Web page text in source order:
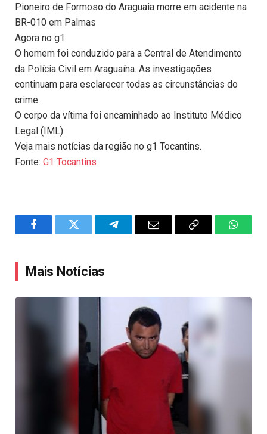
Pioneiro de Formoso do Araguaia morre em acidente na
BR-010 em Palmas
Agora no g1
O homem foi conduzido para a Central de Atendimento
da Polícia Civil em Araguaína. As investigações
continuam para esclarecer todas as circunstâncias do
crime.
O corpo da vítima foi encaminhado ao Instituto Médico
Legal (IML).
Veja mais notícias da região no g1 Tocantins.
Fonte: G1 Tocantins
FacebookTwitter TelegramEmail
Copy
Mais Notícias